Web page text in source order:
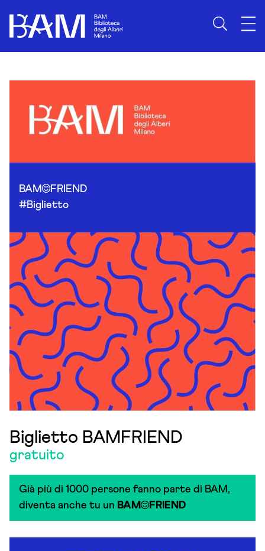
BAM
FRIEND
#Biglietto
Biglietto BAMFRIEND
gratuito
Già più di 1000 persone fanno parte di BAM,
diventa anche tu un BAM FRIEND